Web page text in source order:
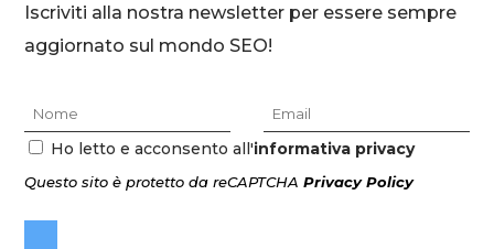
Iscriviti alla nostra newsletter per essere sempre
aggiornato sul mondo SEO!
Ho letto e acconsento all'informativa privacy
Questo sito è protetto da reCAPTCHAPrivacy Policy